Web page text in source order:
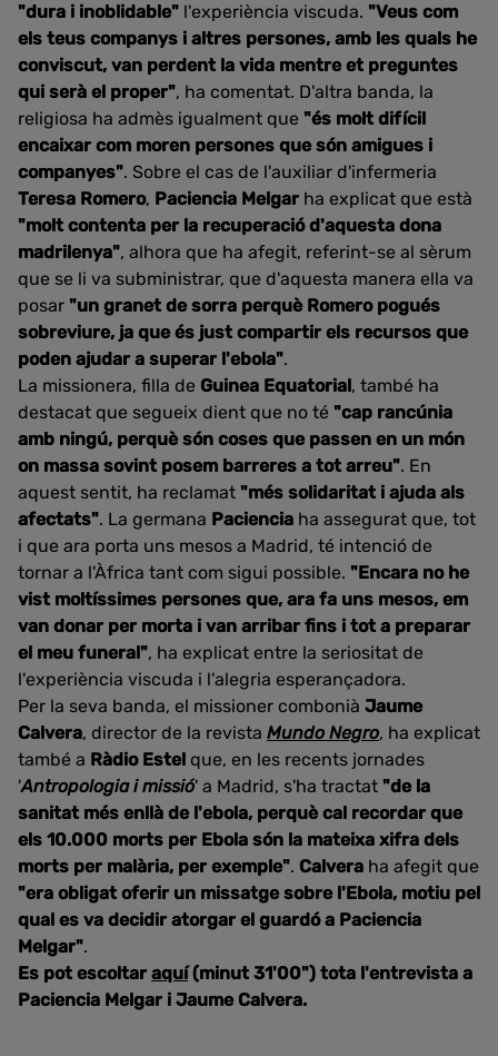
"dura i inoblidable" l'experiència viscuda. "Veus com
els teus companys i altres persones, amb les quals he
conviscut, van perdent la vida mentre et preguntes
qui serà el proper", ha comentat. D'altra banda, la
religiosa ha admès igualment que "és molt difícil
encaixar com moren persones que són amigues i
companyes". Sobre el cas de l'auxiliar d'infermeria
Teresa Romero, Paciencia Melgar ha explicat que està
"molt contenta per la recuperació d'aquesta dona
madrilenya", alhora que ha afegit, referint-se al sèrum
que se li va subministrar, que d'aquesta manera ella va
posar "un granet de sorra perquè Romero pogués
sobreviure, ja que és just compartir els recursos que
poden ajudar a superar l'ebola".
La missionera, filla de Guinea Equatorial, també ha
destacat que segueix dient que no té "cap rancúnia
amb ningú, perquè són coses que passen en un món
on massa sovint posem barreres a tot arreu". En
aquest sentit, ha reclamat "més solidaritat i ajuda als
afectats". La germana Paciencia ha assegurat que, tot
i que ara porta uns mesos a Madrid, té intenció de
tornar a l'Àfrica tant com sigui possible. "Encara no he
vist moltíssimes persones que, ara fa uns mesos, em
van donar per morta i van arribar fins i tot a preparar
el meu funeral", ha explicat entre la seriositat de
l'experiència viscuda i l'alegria esperançadora.
Per la seva banda, el missioner combonià Jaume
Calvera, director de la revista Mundo Negro, ha explicat
també a Ràdio Estel que, en les recents jornades
'Antropologia i missió' a Madrid, s'ha tractat "de la
sanitat més enllà de l'ebola, perquè cal recordar que
els 10.000 morts per Ebola són la mateixa xifra dels
morts per malària, per exemple". Calvera ha afegit que
"era obligat oferir un missatge sobre l'Ebola, motiu pel
qual es va decidir atorgar el guardó a Paciencia
Melgar".
Es pot escoltar aquí(minut 31'00") tota l'entrevista a
Paciencia Melgar i Jaume Calvera.